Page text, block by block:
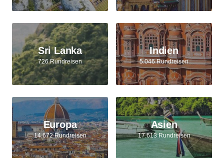
Sri Lanka
726 Rundreisen
Indien
5.046 Rundreisen
Europa
14.672 Rundreisen
Asien
17.613 Rundreisen